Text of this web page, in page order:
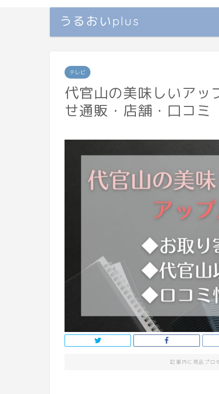
うるおいplus
テレビ
代官山の美味しいアッ
せ通販・店舗・口コミ
記事内に商品プロ